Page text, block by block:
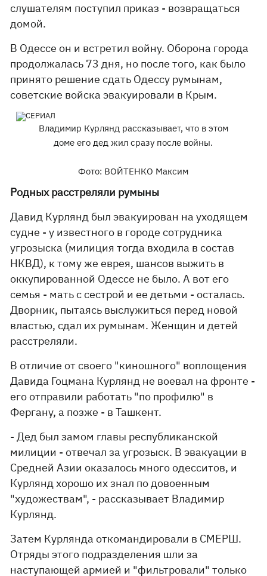
слушателям поступил приказ - возвращаться
домой.
В Одессе он и встретил войну. Оборона города
продолжалась 73 дня, но после того, как было
принято решение сдать Одессу румынам,
советские войска эвакуировали в Крым.
Владимир Курлянд рассказывает, что в этом
доме его дед жил сразу после войны.
Фото: ВОЙТЕНКО Максим
Родных расстреляли румыны
Давид Курлянд был эвакуирован на уходящем
судне - у известного в городе сотрудника
угрозыска (милиция тогда входила в состав
НКВД), к тому же еврея, шансов выжить в
оккупированной Одессе не было. А вот его
семья - мать с сестрой и ее детьми - осталась.
Дворник, пытаясь выслужиться перед новой
властью, сдал их румынам. Женщин и детей
расстреляли.
В отличие от своего "киношного" воплощения
Давида Гоцмана Курлянд не воевал на фронте -
его отправили работать "по профилю" в
Фергану, а позже - в Ташкент.
- Дед был замом главы республиканской
милиции - отвечал за угрозыск. В эвакуации в
Средней Азии оказалось много одесситов, и
Курлянд хорошо их знал по довоенным
"художествам", - рассказывает Владимир
Курлянд.
Затем Курлянда откомандировали в СМЕРШ.
Отряды этого подразделения шли за
наступающей армией и "фильтровали" только